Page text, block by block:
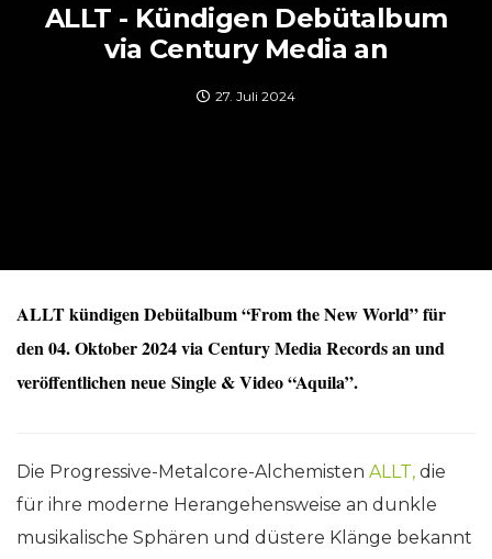
ALLT - Kündigen Debütalbum
via Century Media an
27. Juli 2024
ALLT kündigen Debütalbum “From the New World” für
den 04. Oktober 2024 via Century Media Records an und
veröffentlichen neue Single & Video “Aquila”.
Die Progressive-Metalcore-Alchemisten ALLT, die
für ihre moderne Herangehensweise an dunkle
musikalische Sphären und düstere Klänge bekannt